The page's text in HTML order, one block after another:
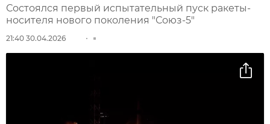
Состоялся первый испытательный пуск ракеты-
носителя нового поколения "Союз-5"
21:40 30.04.2026